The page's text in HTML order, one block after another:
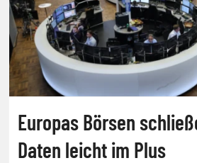
Europas Börsen
Daten leicht im Plus